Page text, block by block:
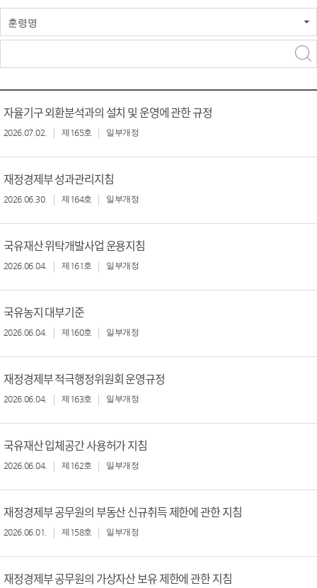
훈령명
자율기구 외환분석과의 설치 및 운영에 관한 규정
2026.07.02. 제165호 일부개정
재정경제부 성과관리지침
2026.06.30. 제164호 일부개정
국유재산 위탁개발사업 운용지침
2026.06.04. 제161호 일부개정
국유농지 대부기준
2026.06.04. 제160호 일부개정
재정경제부 적극행정위원회 운영규정
2026.06.04. 제163호 일부개정
국유재산 입체공간 사용허가 지침
2026.06.04. 제162호 일부개정
재정경제부 공무원의 부동산 신규취득 제한에 관한 지침
2026.06.01. 제158호 일부개정
재정경제부 공무원의 가상자산 보유 제한에 관한 지침